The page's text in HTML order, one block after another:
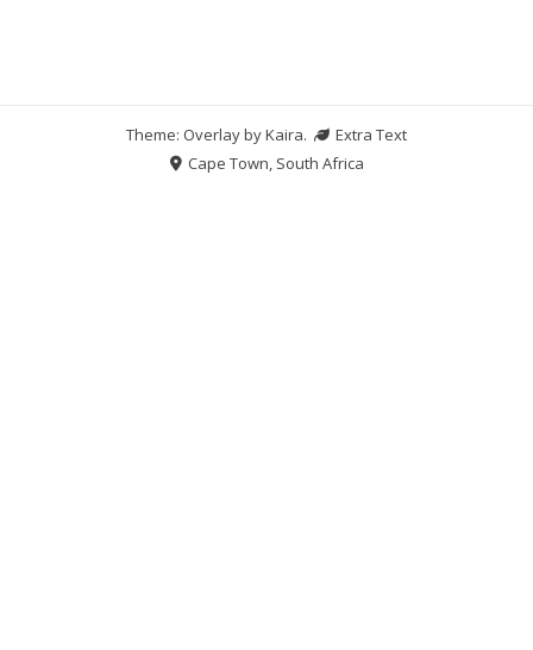
Theme: Overlay byKaira.
Extra Text
Cape Town, South Africa